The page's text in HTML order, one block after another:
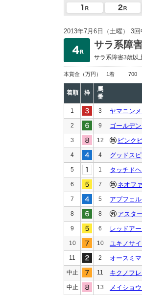
2013年7月6日（土曜） 3回
サラ系障
サラ系障害3歳以
本賞金 （万円） 1着 700
着順 枠
馬
番
1 3 ヤマニン
2 9 ゴールデ
3 12 ピンク
4 4 グッドス
5 1 タッチド
6 7 ネオフ
7 5 アプフェ
8 8 アスタ
9 6 レッドア
10 10 ユキノサ
11 2 オースミ
中止 11 キクノフ
中止 13 メイショ